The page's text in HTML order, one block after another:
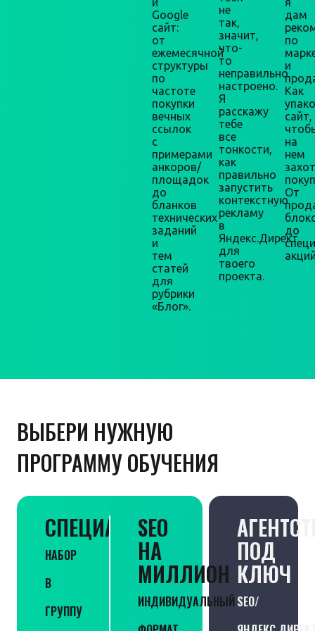
Google
сайт:
от
ежемесячной
структуры
по
частоте
покупки
вечных
ссылок
с
примерами
анкоров/
площадок
до
бланков
технических
заданий
и
тем
статей
для
рубрики
«Блог».
не
так,
значит,
что-
то
неправильно
настроено.
Я
расскажу
тебе
все
тонкости,
как
правильно
запустить
контекстную
рекламу
в
Яндекс.Директ
для
твоего
проекта.
дам
по
и
Как
сайт,
на
нем
От
до
ВЫБЕРИ НУЖНУЮ
ПРОГРАММУ ОБУЧЕНИЯ
СПЕЦИАЛИСТ
НАБОР
В
ГРУППУ
SEO
НА
МИЛЛИОН
ИНДИВИДУАЛЬНЫЙ
ПОД
КЛЮЧ
SEO/